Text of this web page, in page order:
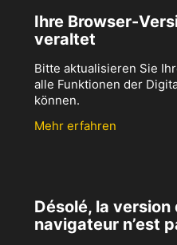
Ihre Browser-
veraltet
Bitte aktualisieren Sie
alle Funktionen der
können.
Mehr erfahren
Désolé, la version
navigateur n’est